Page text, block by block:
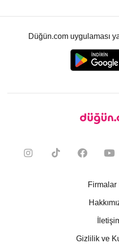
Düğün.com uygulaması
Firmalar
Gizlilik ve